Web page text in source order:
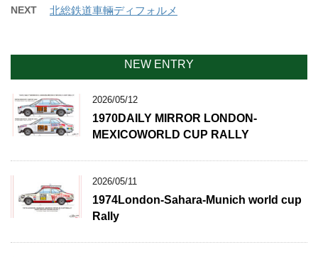
NEXT 北総鉄道車輛ディフォルメ
NEW ENTRY
2026/05/12
1970DAILY MIRROR LONDON-
MEXICOWORLD CUP RALLY
2026/05/11
1974London-Sahara-Munich world cup
Rally